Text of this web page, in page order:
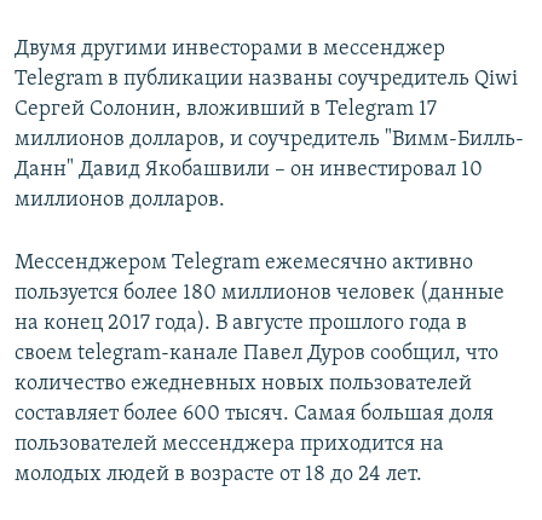
Двумя другими инвесторами в мессенджер
Telegram в публикации названы соучредитель Qiwi
Сергей Солонин, вложивший в Telegram 17
миллионов долларов, и соучредитель "Вимм-Билль-
Данн" Давид Якобашвили – он инвестировал 10
миллионов долларов.
Мессенджером Telegram ежемесячно активно
пользуется более 180 миллионов человек (данные
на конец 2017 года). В августе прошлого года в
своем telegram-канале Павел Дуров сообщил, что
количество ежедневных новых пользователей
составляет более 600 тысяч. Самая большая доля
пользователей мессенджера приходится на
молодых людей в возрасте от 18 до 24 лет.